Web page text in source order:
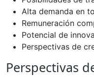
Alta demanda en
Remuneración
Potencial de
Perspectivas de
Perspectivas